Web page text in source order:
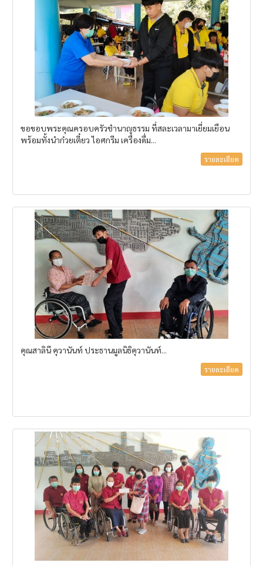
ขอขอบพระคุณครอบครัวชำนาญธรรม ที่สละเวลามาเยี่ยมเยือน
พร้อมทั้งนำก๋วยเตี๋ยว ไอศกรีม เครื่องดื่ม...
รายละเอียด
คุณสาลินี คุวานันท์ ประธานมูลนิธิคุวานันท์...
รายละเอียด